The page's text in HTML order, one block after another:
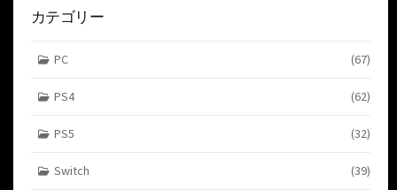
カテゴリー
PC (67)
PS4 (62)
PS5 (32)
Switch (39)